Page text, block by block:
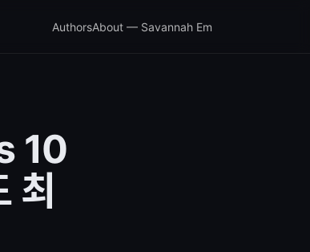
AuthorsAbout — Savannah Em
10
최